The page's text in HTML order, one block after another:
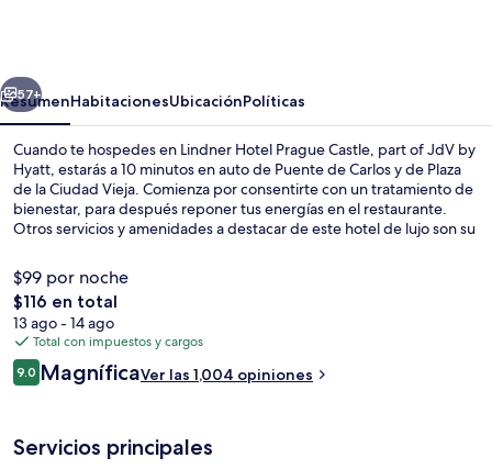
part
of
JdV
by
Hyatt
Siguiente
57+
ResumenHabitacionesUbicaciónPolíticas
Cuando te hospedes en Lindner Hotel Prague Castle, part of JdV by
Hyatt, estarás a 10 minutos en auto de Puente de Carlos y de Plaza
de la Ciudad Vieja. Comienza por consentirte con un tratamiento de
bienestar, para después reponer tus energías en el restaurante.
Otros servicios y amenidades a destacar de este hotel de lujo son su
fitness. A otros visitantes les encanta el personal amable. Hay
opciones de transporte público a una corta distancia a pie:
Pohořelec Stop está a 3 minutos y Parada de transporte Malovanka
está a 6 minutos.
$99 por noche
El
precio
total
es
de
$116 en total
13 ago - 14 ago
Total con impuestos y cargos
Opiniones
9.09.0 de 10,
MagníficaVer las 1,004 opiniones
Servicios principales